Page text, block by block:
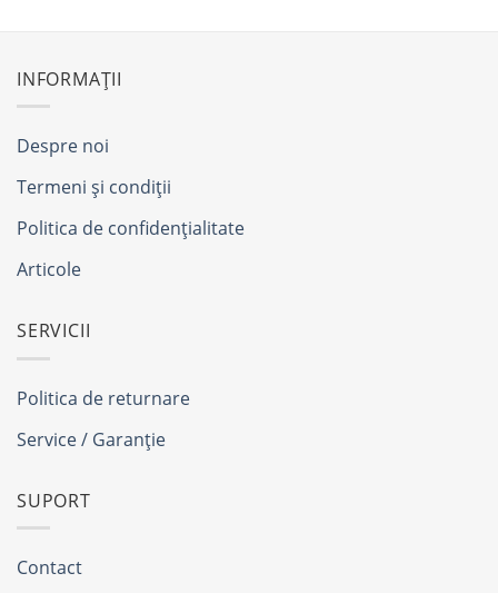
INFORMAȚII
Despre noi
Termeni și condiții
Politica de confidențialitate
Articole
SERVICII
Politica de returnare
Service / Garanție
SUPORT
Contact